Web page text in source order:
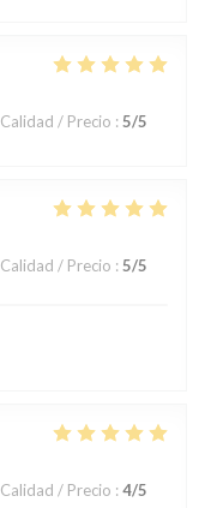
Calidad / Precio : 5/5
Calidad / Precio : 5/5
Calidad / Precio : 4/5